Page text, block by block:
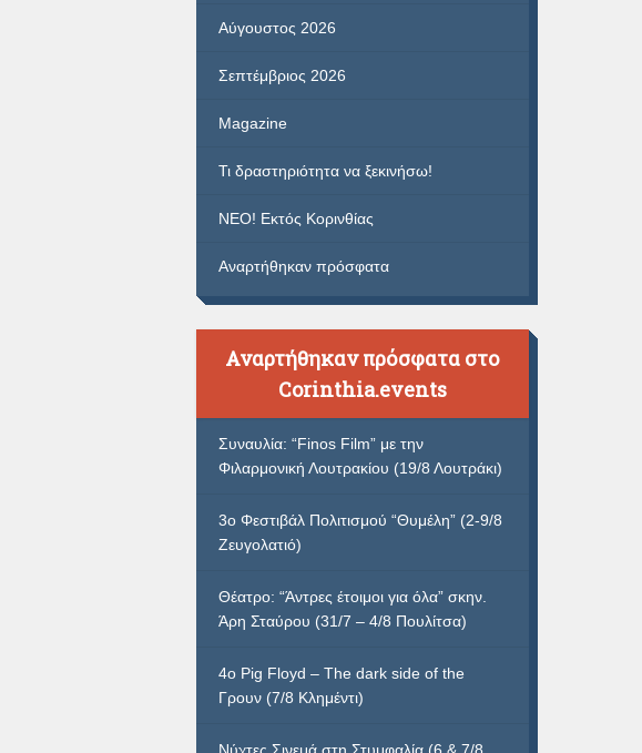
Αύγουστος 2026
Σεπτέμβριος 2026
Magazine
Τι δραστηριότητα να ξεκινήσω!
ΝΕΟ! Εκτός Κορινθίας
Αναρτήθηκαν πρόσφατα
Αναρτήθηκαν πρόσφατα στο
Corinthia.events
Συναυλία: “Finos Film” με την
Φιλαρμονική Λουτρακίου (19/8 Λουτράκι)
3ο Φεστιβάλ Πολιτισμού “Θυμέλη” (2-9/8
Ζευγολατιό)
Θέατρο: “Άντρες έτοιμοι για όλα” σκην.
Άρη Σταύρου (31/7 – 4/8 Πουλίτσα)
4ο Pig Floyd – The dark side of the
Γρουν (7/8 Κλημέντι)